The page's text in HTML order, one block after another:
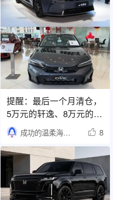
提醒：最后一个月清仓，
5万元的轩逸、8万元的卡
罗拉，三个套路需警惕
成功的温柔海獭1466 8